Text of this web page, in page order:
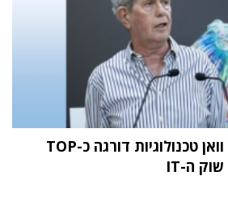
מחקר STKI השנתי: וואן טכנולוגיות דורגה כ-TOP